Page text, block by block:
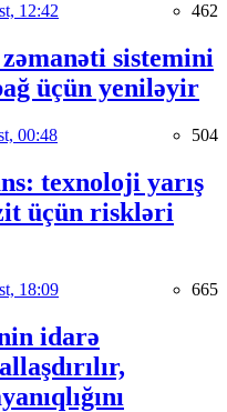
12:42 462
sistemini
üçün yeniləyir
00:48 504
texnoloji yarış
üçün riskləri
18:09 665
idarə